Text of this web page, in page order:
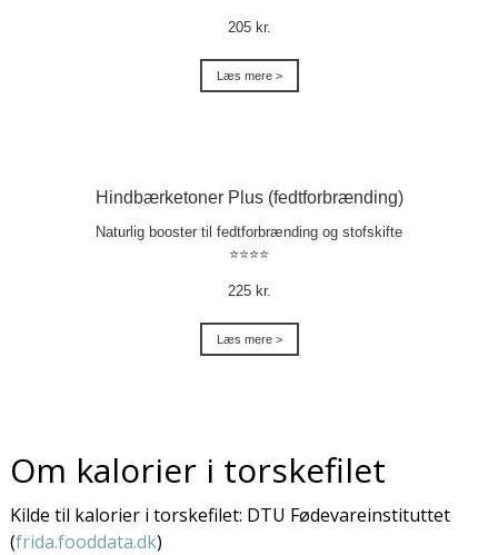
205 kr.
Læs mere >
Hindbærketoner Plus (fedtforbrænding)
Naturlig booster til fedtforbrænding og stofskifte
⭐⭐⭐⭐
225 kr.
Læs mere >
Om kalorier i torskefilet
Kilde til kalorier i torskefilet: DTU Fødevareinstituttet
(frida.fooddata.dk)